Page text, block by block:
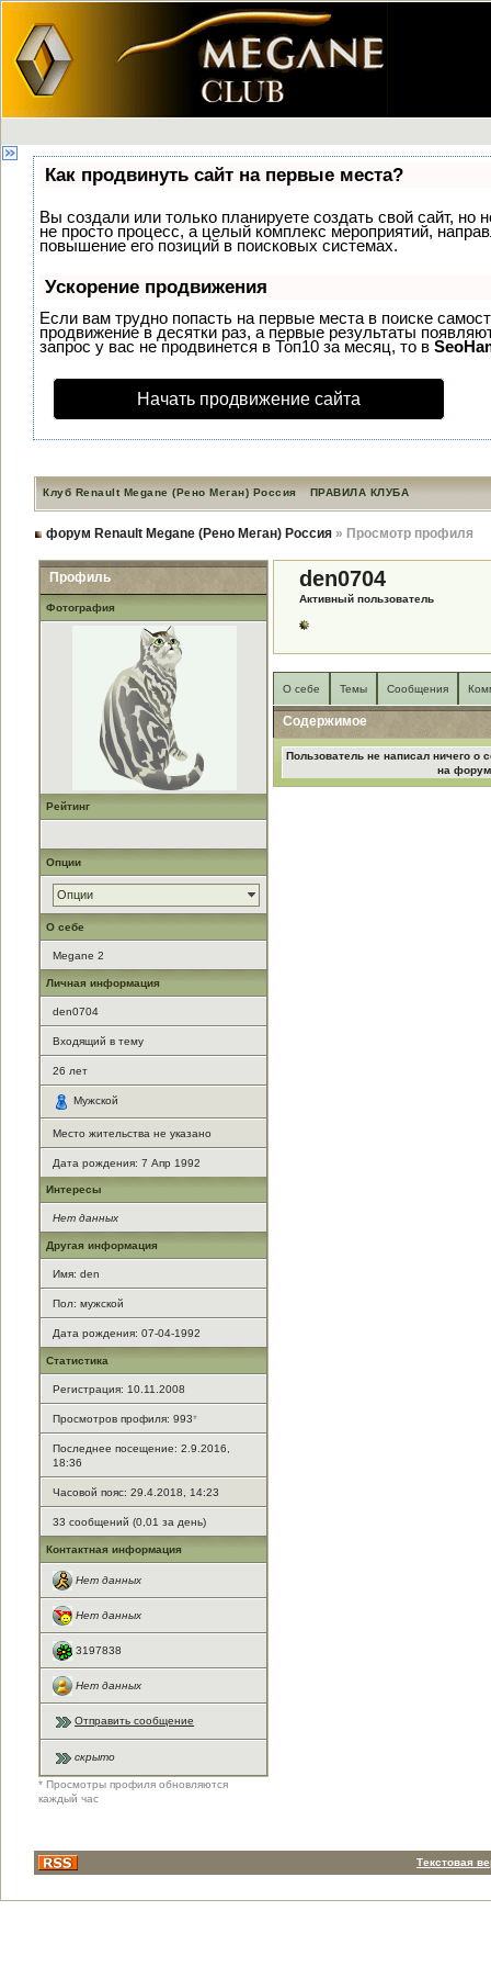
Как продвинуть сайт на первые места?
Вы создали или только планируете создать свой сайт, но
не просто процесс, а целый комплекс мероприятий,
повышение его позиций в поисковых системах.
Ускорение продвижения
Если вам трудно попасть на первые места в поиске
продвижение в десятки раз, а первые результаты
запрос у вас не продвинется в Топ10 за месяц, то в
Начать продвижение сайта
Клуб Renault Megane (Рено Меган) Россия ПРАВИЛА КЛУБА
форум Renault Megane (Рено Меган) Россия » Просмотр профиля
Профиль
Фотография
Рейтинг
Опции
Опции
О себе
Megane 2
Личная информация
den0704
Входящий в тему
26 лет
Мужской
Место жительства не указано
Дата рождения: 7 Апр 1992
Интересы
Нет данных
Другая информация
Имя: den
Пол: мужской
Дата рождения: 07-04-1992
Статистика
Регистрация: 10.11.2008
Просмотров профиля: 993*
Последнее посещение: 2.9.2016,
18:36
Часовой пояс: 29.4.2018, 14:23
33 сообщений (0,01 за день)
Контактная информация
Нет данных
Нет данных
3197838
Нет данных
Отправить сообщение
скрыто
* Просмотры профиля обновляются
каждый час
den0704
Активный пользователь
О себе Темы Сообщения
Содержимое
Пользователь не написал ничего о
на
Текстовая